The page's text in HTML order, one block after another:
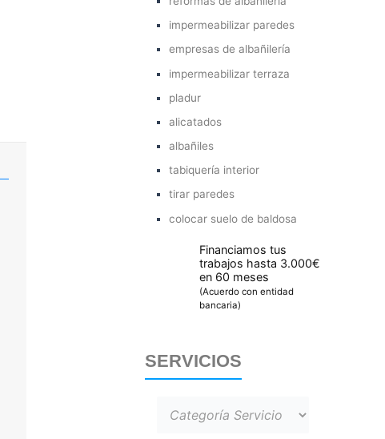
impermeabilizar paredes
empresas de albañilería
impermeabilizar terraza
pladur
alicatados
albañiles
tabiquería interior
tirar paredes
colocar suelo de baldosa
Financiamos tus
trabajos hasta 3.000€
en 60 meses
(Acuerdo con entidad
bancaria)
SERVICIOS